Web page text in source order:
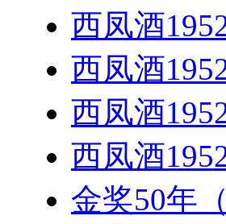
西凤酒
西凤酒
西凤酒
西凤酒
金奖50年